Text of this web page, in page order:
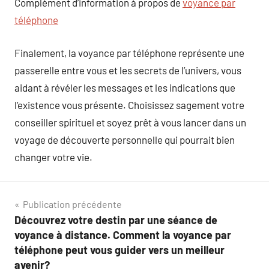
Complément d’information à propos de voyance par
téléphone
Finalement, la voyance par téléphone représente une
passerelle entre vous et les secrets de l’univers, vous
aidant à révéler les messages et les indications que
l’existence vous présente. Choisissez sagement votre
conseiller spirituel et soyez prêt à vous lancer dans un
voyage de découverte personnelle qui pourrait bien
changer votre vie.
Navigation
de
l’article
Publication précédente
Découvrez votre destin par une séance de
voyance à distance. Comment la voyance par
téléphone peut vous guider vers un meilleur
avenir?